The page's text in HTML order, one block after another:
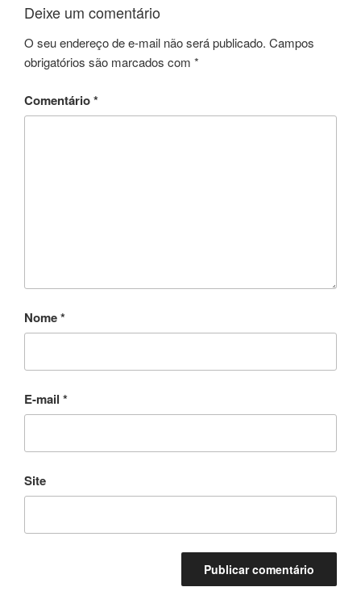
Deixe um comentário
O seu endereço de e-mail não será publicado. Campos
obrigatórios são marcados com *
Comentário*
Nome*
E-mail *
Site